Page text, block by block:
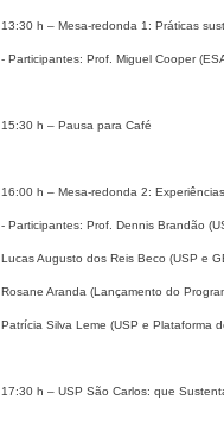
13:30 h – Mesa-redonda 1: Práticas
- Participantes: Prof. Miguel Cooper
15:30 h – Pausa para Café
16:00 h – Mesa-redonda 2:
- Participantes: Prof. Dennis Brandão
Lucas Augusto dos Reis Beco (USP e
Rosane Aranda (Lançamento do
Patrícia Silva Leme (USP e Plataforma
17:30 h – USP São Carlos: que